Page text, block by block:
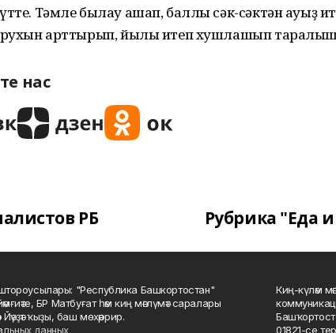
Тәмле былау ашап, баллы сәк-сәктән ауыҙ
рухын арттырып, йылы итеп хушлашып
нас
РБ Рубрика "Еда
"Республика Башкортостан"
БР Матбуғат һәм киң мәғлүмәт саралары
ҡыҙы, баш мөхәррир.
данных
Киң-күләм
01821-се